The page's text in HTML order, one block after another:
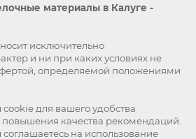
материалы в Калуге -
исключительно
и ни при каких условиях не
определяемой положениями
cookie для вашего удобства
повышения качества рекомендаций.
соглашаетесь на использование